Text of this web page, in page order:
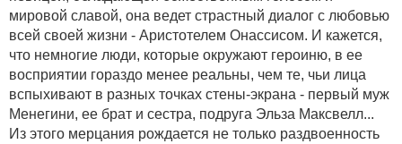
мировой славой, она ведет страстный диалог с любовью
всей своей жизни - Аристотелем Онассисом. И кажется,
что немногие люди, которые окружают героиню, в ее
восприятии гораздо менее реальны, чем те, чьи лица
вспыхивают в разных точках стены-экрана - первый муж
Менегини, ее брат и сестра, подруга Эльза Максвелл...
Из этого мерцания рождается не только раздвоенность